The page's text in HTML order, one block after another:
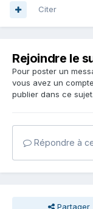
Citer
Rejoindre le
Pour poster un
vous avez un
publier dans ce sujet.
Répondre à
Partager